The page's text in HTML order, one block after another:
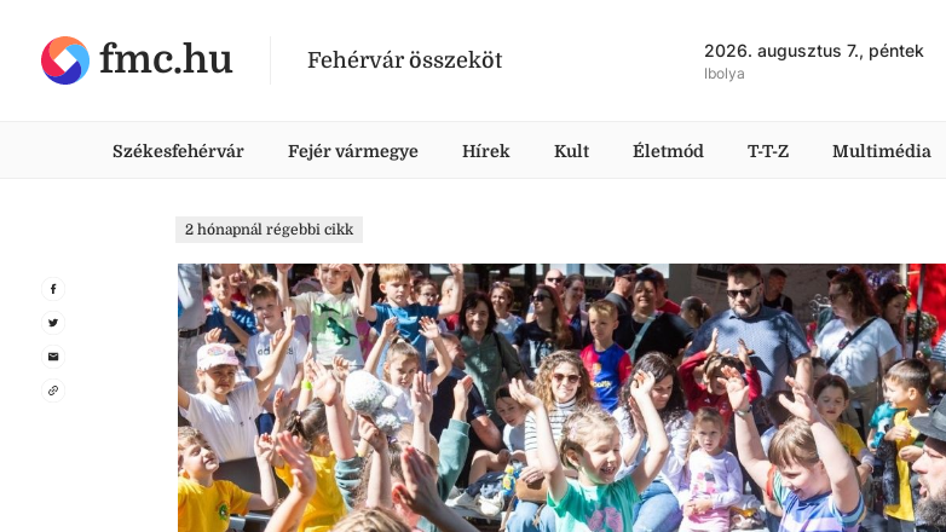
fmc.hu Fehérvár összeköt 2026. augusztus 7., péntek
Ibolya
Székesfehérvár Fejér vármegye Hírek Kult Életmód T-T-Z Multimédia
2 hónapnál régebbi cikk